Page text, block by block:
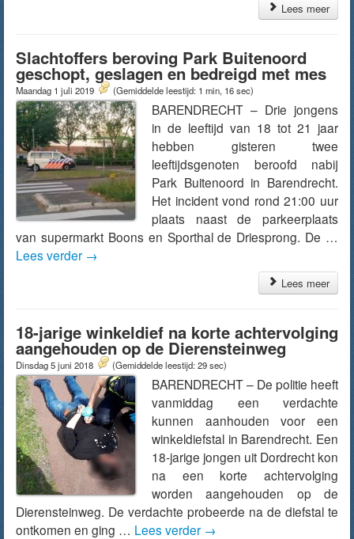
Lees meer
Slachtoffers beroving Park Buitenoord
geschopt, geslagen en bedreigd met mes
Maandag 1 juli 2019 (Gemiddelde leestijd: 1 min, 16 sec)
BARENDRECHT – Drie jongens
in de leeftijd van 18 tot 21 jaar
hebben gisteren twee
leeftijdsgenoten beroofd nabij
Park Buitenoord in Barendrecht.
Het incident vond rond 21:00 uur
plaats naast de parkeerplaats
van supermarkt Boons en Sporthal de Driesprong. De …
Lees verder →
Lees meer
18-jarige winkeldief na korte achtervolging
aangehouden op de Dierensteinweg
Dinsdag 5 juni 2018 (Gemiddelde leestijd: 29 sec)
BARENDRECHT – De politie heeft
vanmiddag een verdachte
kunnen aanhouden voor een
winkeldiefstal in Barendrecht. Een
18-jarige jongen uit Dordrecht kon
na een korte achtervolging
worden aangehouden op de
Dierensteinweg. De verdachte probeerde na de diefstal te
ontkomen en ging … Lees verder →